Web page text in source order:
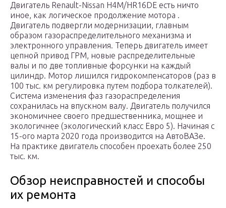
Двигатель Renault-Nissan H4M/HR16DE есть ничто
иное, как логическое продолжение мотора .
Двигатель подвергли модернизации, главным
образом газораспределительного механизма и
электронного управления. Теперь двигатель имеет
цепной привод ГРМ, новые распределительные
валы и по две топливные форсунки на каждый
цилиндр. Мотор лишился гидрокомпенсаторов (раз в
100 тыс. км регулировка путем подбора толкателей).
Система изменения фаз газораспределения
сохранилась на впускном валу. Двигатель получился
экономичнее своего предшественника, мощнее и
экологичнее (экологический класс Евро 5). Начиная с
15-ого марта 2020 года производится на АвтоВАЗе.
На практике двигатель способен проехать более 250
тыс. км.
Обзор неисправностей и способы
их ремонта